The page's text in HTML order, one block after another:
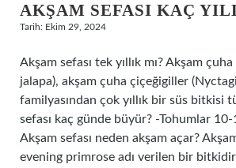
AKŞAM SEFASI KAÇ
Tarih: Ekim 29, 2024
Akşam sefası tek yıllık mı? Akşam
jalapa), akşam çuha çiçeğigiller
familyasından çok yıllık bir süs bitkisi
sefası kaç günde büyür? -Tohumlar
Akşam sefası neden akşam açar?
evening primrose adı verilen bir